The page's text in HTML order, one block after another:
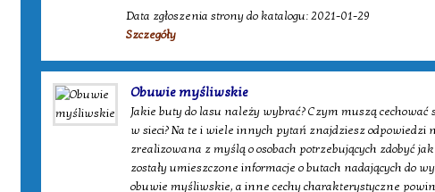
Data zgłoszenia strony do katalogu: 2021-01-29
Szczegóły
Obuwie myśliwskie
Jakie buty do lasu należy wybrać? Czym muszą
w sieci? Na te i wiele innych pytań znajdziesz
zrealizowana z myślą o osobach potrzebujących zdobyć
zostały umieszczone informacje o butach nadających do
obuwie myśliwskie, a inne cechy charakterystyczne